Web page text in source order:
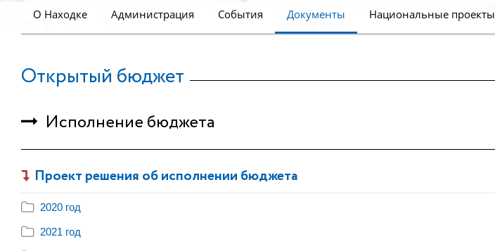
О Находке Администрация События Документы Национальные проекты
Открытый бюджет
Исполнение бюджета
Проект решения об исполнении бюджета
2020 год
2021 год